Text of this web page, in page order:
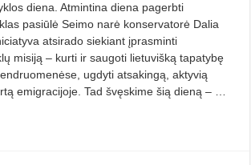
diena. Atmintina diena pagerbti
pasiūlė Seimo narė konservatorė Dalia
atsirado siekiant įprasminti
misiją – kurti ir saugoti lietuvišką tapatybę
ugdyti atsakingą, aktyvią
emigracijoje. Tad švęskime šią dieną – …